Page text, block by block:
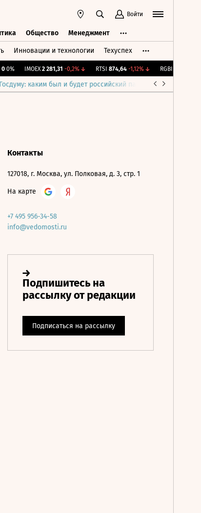
Войти
Общество Менеджмент
Инновации и технологии Техуспех
0% IMOEX 2 281,31 -0,2%↓ RTSI 874,64 -1,12%↓ RGBI 115,35
каким был и будет российский парламент
Контакты
127018, г. Москва, ул. Полковая, д. 3, стр. 1
На карте
+7 495 956-34-58
info@vedomosti.ru